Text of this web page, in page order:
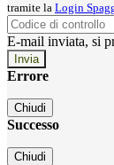
tramite la Login
E-mail inviata, si
Errore
Chiudi
Successo
Chiudi